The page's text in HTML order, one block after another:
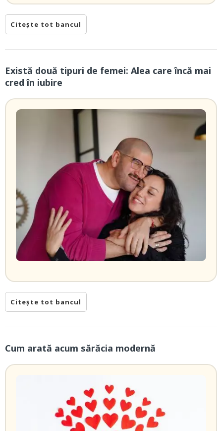
Citește tot bancul
Există două tipuri de femei: Alea care încă mai
cred în iubire
Citește tot bancul
Cum arată acum sărăcia modernă